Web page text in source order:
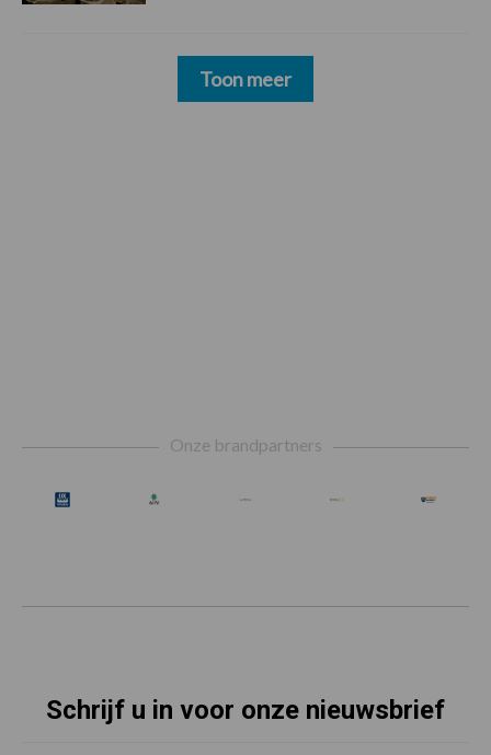
Toon meer
Onze brandpartners
Schrijf u in voor onze nieuwsbrief